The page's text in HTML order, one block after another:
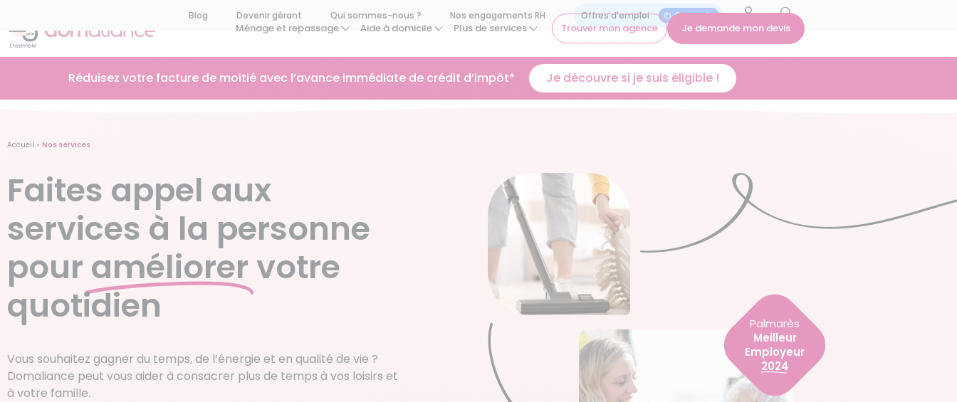
Blog Devenir gérant Qui sommes-nous ? Nos engagements RH On recrute
Ménage et repassage Aide à domicile Plus de services Trouver mon agence Je demande mon devis
Réduisez votre facture de moitié avec l’avance immédiate de crédit d’impôt* Je découvre si je suis éligible !
Accueil » Nos services
Faites appel aux
services à la personne
pour améliorervotre
quotidien
Vous souhaitez gagner du temps, de l’énergie et en qualité de vie ?
Domaliance peut vous aider à consacrer plus de temps à vos loisirs et
à votre famille.
Palmarès
Meilleur
Employeur
2024